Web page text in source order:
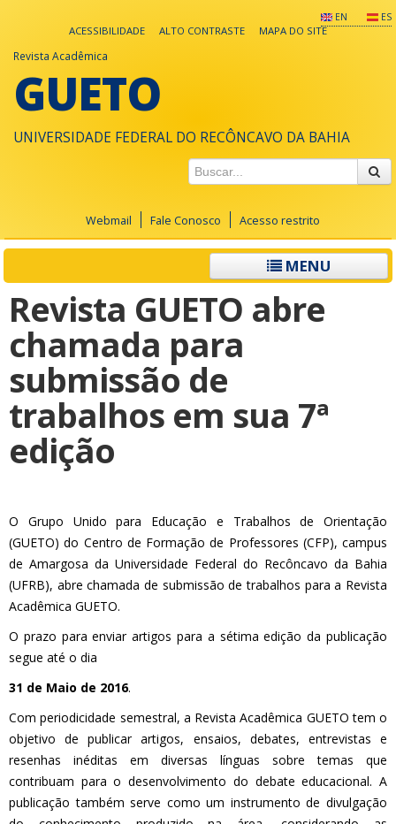
EN ES
ACESSIBILIDADE ALTO CONTRASTE MAPA DO SITE
Revista Acadêmica
GUETO
UNIVERSIDADE FEDERAL DO RECÔNCAVO DA BAHIA
Webmail Fale Conosco Acesso restrito
MENU
Revista GUETO abre
chamada para
submissão de
trabalhos em sua 7ª
edição
O Grupo Unido para Educação e Trabalhos de Orientação
(GUETO) do Centro de Formação de Professores (CFP), campus
de Amargosa da Universidade Federal do Recôncavo da Bahia
(UFRB), abre chamada de submissão de trabalhos para a Revista
Acadêmica GUETO.
O prazo para enviar artigos para a sétima edição da publicação
segue até o dia
31 de Maio de 2016.
Com periodicidade semestral, a Revista Acadêmica GUETO tem o
objetivo de publicar artigos, ensaios, debates, entrevistas e
resenhas inéditas em diversas línguas sobre temas que
contribuam para o desenvolvimento do debate educacional. A
publicação também serve como um instrumento de divulgação